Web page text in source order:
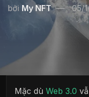
bởi My NFT 05/
Mặc dù Web 3.0